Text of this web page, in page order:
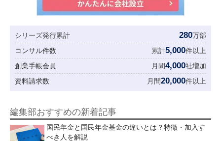
シリーズ発行累計 280万部
コンサル件数
累計5,000件以上
創業手帳会員
月間4,000社増加
資料請求数
月間20,000件以上
編集部おすすめの新着記事
国民年金と国民年金基金の違いとは？特徴・加入す
べき人を解説